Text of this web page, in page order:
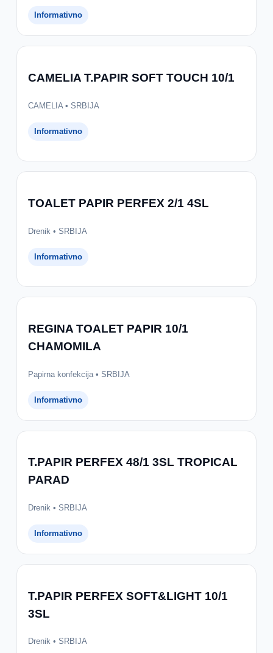
Informativno
CAMELIA T.PAPIR SOFT TOUCH 10/1
CAMELIA • SRBIJA
Informativno
TOALET PAPIR PERFEX 2/1 4SL
Drenik • SRBIJA
Informativno
REGINA TOALET PAPIR 10/1
CHAMOMILA
Papirna konfekcija • SRBIJA
Informativno
T.PAPIR PERFEX 48/1 3SL TROPICAL
PARAD
Drenik • SRBIJA
Informativno
T.PAPIR PERFEX SOFT&LIGHT 10/1
3SL
Drenik • SRBIJA